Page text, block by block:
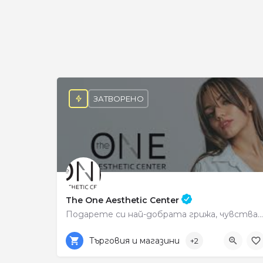
The One Aesthetic Center
Подарете си най-добрата грижа, чувствайте се красиви всеки ден.
0878222513
ЗАТВОРЕНО
Търговия и магазини +2